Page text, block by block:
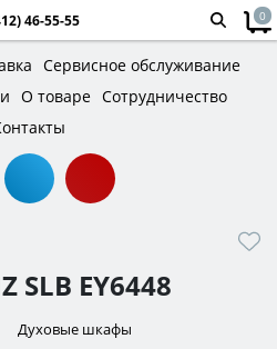
46-55-55 0
Сервисное обслуживание
О товаре Сотрудничество
SLB EY6448
Духовые шкафы